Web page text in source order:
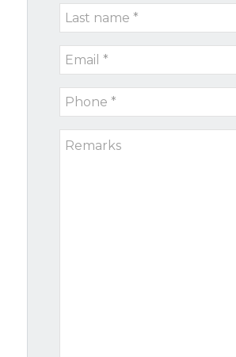
Last
name
Email
*
Phone
*
Remarks